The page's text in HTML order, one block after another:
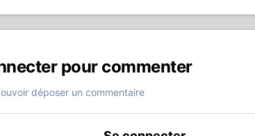
pour commenter
déposer un commentaire